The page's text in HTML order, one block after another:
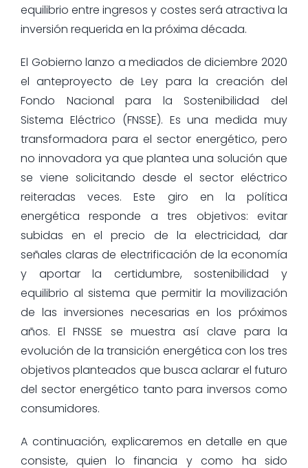
equilibrio entre ingresos y costes será atractiva la
inversión requerida en la próxima década.
El Gobierno lanzo a mediados de diciembre 2020
el anteproyecto de Ley para la creación del
Fondo Nacional para la Sostenibilidad del
Sistema Eléctrico (FNSSE). Es una medida muy
transformadora para el sector energético, pero
no innovadora ya que plantea una solución que
se viene solicitando desde el sector eléctrico
reiteradas veces. Este giro en la política
energética responde a tres objetivos: evitar
subidas en el precio de la electricidad, dar
señales claras de electrificación de la economía
y aportar la certidumbre, sostenibilidad y
equilibrio al sistema que permitir la movilización
de las inversiones necesarias en los próximos
años. El FNSSE se muestra así clave para la
evolución de la transición energética con los tres
objetivos planteados que busca aclarar el futuro
del sector energético tanto para inversos como
consumidores.
A continuación, explicaremos en detalle en que
consiste, quien lo financia y como ha sido